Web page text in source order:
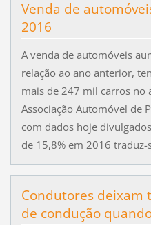
Venda de
2016
A venda de automóveis
relação ao ano anterior,
mais de 247 mil carros no
Associação Automóvel de
com dados hoje
de 15,8% em 2016 traduz-
Condutores deixam
de condução